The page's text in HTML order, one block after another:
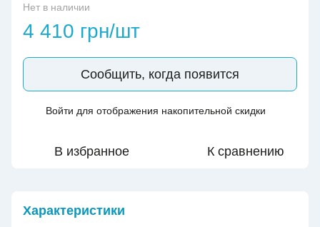
Нет в наличии
4 410 грн/шт
Сообщить, когда появится
Войти для отображения накопительной скидки
В избранное К сравнению
Характеристики